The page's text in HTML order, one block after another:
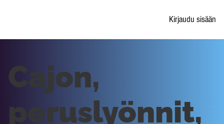
Kirjaudu sisään
Cajon,
peruslyönnit,